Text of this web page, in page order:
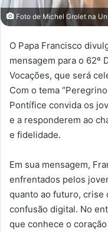
Foto de Michel Grolet na
O Papa Francisco
mensagem para o 62º
Vocações, que será
Com o tema
Pontífice convida os
e a responderem ao
e fidelidade.
Em sua mensagem,
enfrentados pelos
quanto ao futuro, crise
confusão digital. No
que conhece o